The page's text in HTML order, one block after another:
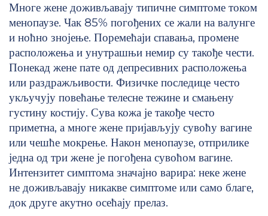
Многе жене доживљавају типичне симптоме током
менопаузе. Чак 85% погођених се жали на валунге
и ноћно знојење. Поремећаји спавања, промене
расположења и унутрашњи немир су такође чести.
Понекад жене пате од депресивних расположења
или раздражљивости. Физичке последице често
укључују повећање телесне тежине и смањену
густину костију. Сува кожа је такође често
приметна, а многе жене пријављују сувоћу вагине
или чешће мокрење. Након менопаузе, отприлике
једна од три жене је погођена сувоћом вагине.
Интензитет симптома значајно варира: неке жене
не доживљавају никакве симптоме или само благе,
док друге акутно осећају прелаз.